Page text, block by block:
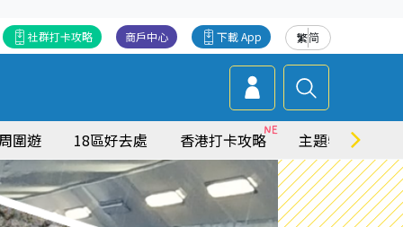
繁简
下載 App
商戶中心
社群打卡攻略
圍遊 18區好去處 香港打卡攻略 主題特集